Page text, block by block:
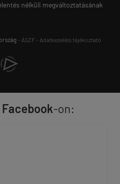
nélküli megváltoztatásának
- ÁSZF- Adatkezelési tájékoztató
Facebook-on: